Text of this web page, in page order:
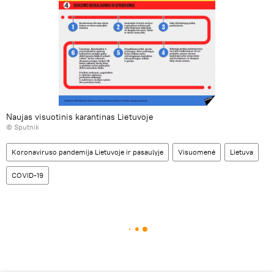
Naujas visuotinis karantinas Lietuvoje
© Sputnik
Koronaviruso pandemija Lietuvoje ir pasaulyje Visuomenė Lietuva
COVID-19